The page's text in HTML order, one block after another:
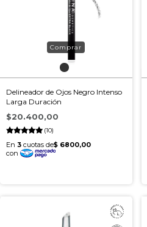
Delineador de Ojos Negro Intenso
Larga Duración
(10)
$20.400,00